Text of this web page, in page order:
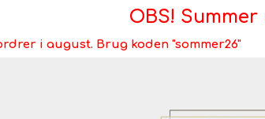
OBS! Summer
i august. Brug koden "sommer26"